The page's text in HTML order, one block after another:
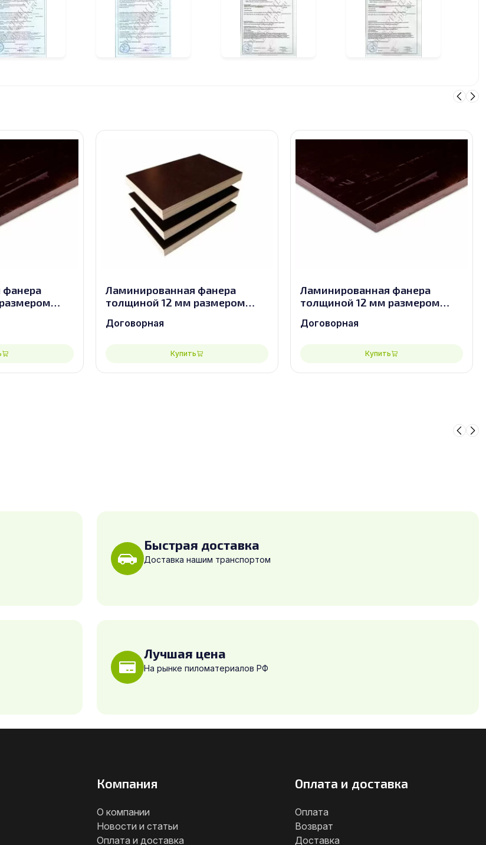
фанера
Ламинированная фанера
толщиной 12 мм размером
Договорная
Купить
Ламинированная фанера
толщиной 12 мм размером
Договорная
Купить
Быстрая доставка
Доставка нашим транспортом
Лучшая цена
На рынке пиломатериалов РФ
Компания
О компании
Новости и статьи
Оплата и доставка
Оплата и доставка
Оплата
Возврат
Доставка